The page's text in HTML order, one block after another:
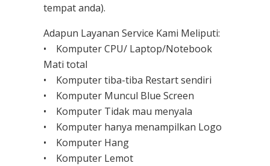
tempat anda).
Adapun Layanan Service Kami Meliputi:
• Komputer CPU/ Laptop/Notebook
Mati total
• Komputer tiba-tiba Restart sendiri
• Komputer Muncul Blue Screen
• Komputer Tidak mau menyala
• Komputer hanya menampilkan Logo
• Komputer Hang
• Komputer Lemot